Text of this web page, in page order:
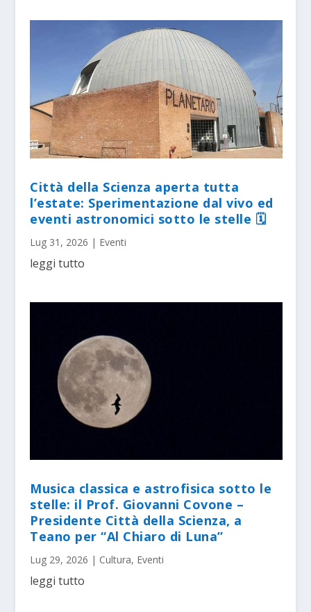
Città della Scienza aperta tutta
l’estate: Sperimentazione dal vivo ed
eventi astronomici sotto le stelle 🗓
Lug 31, 2026 | Eventi
leggi tutto
Musica classica e astrofisica sotto le
stelle: il Prof. Giovanni Covone –
Presidente Città della Scienza, a
Teano per “Al Chiaro di Luna”
Lug 29, 2026 | Cultura, Eventi
leggi tutto